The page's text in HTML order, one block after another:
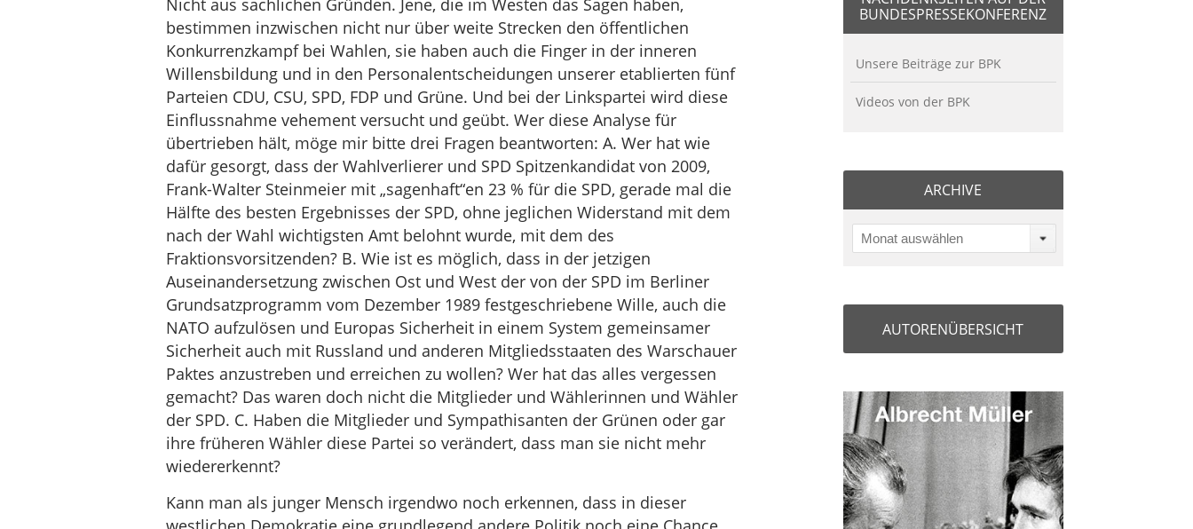
Nicht aus sachlichen Gründen. Jene, die im Westen das Sagen haben,
bestimmen inzwischen nicht nur über weite Strecken den öffentlichen
Konkurrenzkampf bei Wahlen, sie haben auch die Finger in der inneren
Willensbildung und in den Personalentscheidungen unserer etablierten fünf
Parteien CDU, CSU, SPD, FDP und Grüne. Und bei der Linkspartei wird diese
Einflussnahme vehement versucht und geübt. Wer diese Analyse für
übertrieben hält, möge mir bitte drei Fragen beantworten: A. Wer hat wie
dafür gesorgt, dass der Wahlverlierer und SPD Spitzenkandidat von 2009,
Frank-Walter Steinmeier mit „sagenhaft“en 23 % für die SPD, gerade mal die
Hälfte des besten Ergebnisses der SPD, ohne jeglichen Widerstand mit dem
nach der Wahl wichtigsten Amt belohnt wurde, mit dem des
Fraktionsvorsitzenden? B. Wie ist es möglich, dass in der jetzigen
Auseinandersetzung zwischen Ost und West der von der SPD im Berliner
Grundsatzprogramm vom Dezember 1989 festgeschriebene Wille, auch die
NATO aufzulösen und Europas Sicherheit in einem System gemeinsamer
Sicherheit auch mit Russland und anderen Mitgliedsstaaten des Warschauer
Paktes anzustreben und erreichen zu wollen? Wer hat das alles vergessen
gemacht? Das waren doch nicht die Mitglieder und Wählerinnen und Wähler
der SPD. C. Haben die Mitglieder und Sympathisanten der Grünen oder gar
ihre früheren Wähler diese Partei so verändert, dass man sie nicht mehr
wiedererkennt?
Kann man als junger Mensch irgendwo noch erkennen, dass in dieser
BUNDESPRESSEKONFERENZ
Unsere Beiträge zur BPK
Videos von der BPK
ARCHIVE
Monat auswählen
AUTORENÜBERSICHT